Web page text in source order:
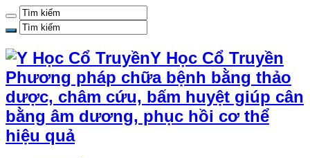
Y Học Cổ Truyền
Phương pháp chữa bệnh bằng thảo
dược, châm cứu, bấm huyệt giúp cân
bằng âm dương, phục hồi cơ thể
hiệu quả